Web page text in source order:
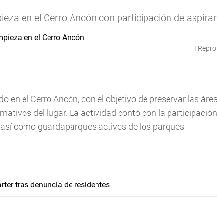
en el Cerro Ancón con participación de
en el Cerro Ancón, con el objetivo de preservar las
del lugar. La actividad contó con la participación
como guardaparques activos de los parques
tras denuncia de residentes